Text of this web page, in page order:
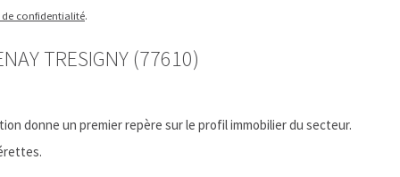
confidentialité.
TRESIGNY (77610)
donne un premier repère sur le profil immobilier du secteur.